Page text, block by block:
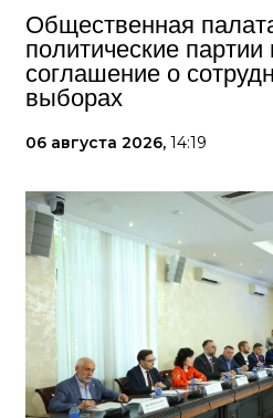
Общественная
политические
соглашение о
выборах
06 августа 2026, 14:19